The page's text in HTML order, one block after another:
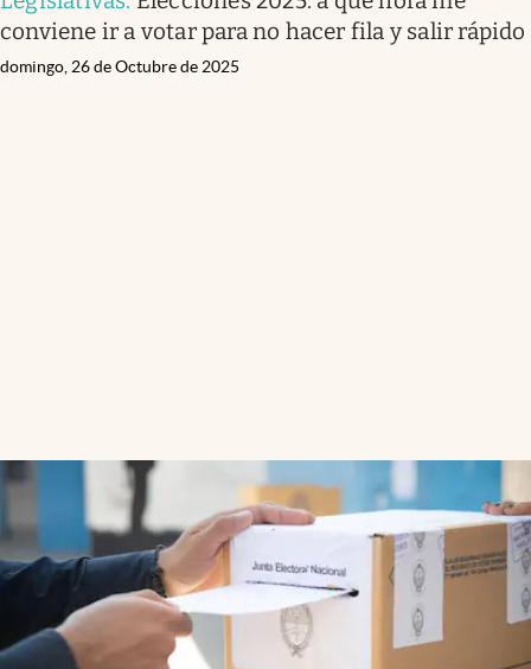
conviene ir a votar para no hacer fila y salir rápido
domingo, 26 de Octubre de 2025